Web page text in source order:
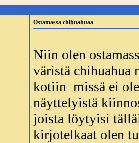
Ostamassa chihuahuaa
Niin olen
väristä chihuahua
kotiin missä ei
näyttelyistä
joista löytyisi
kirjotelkaat olen